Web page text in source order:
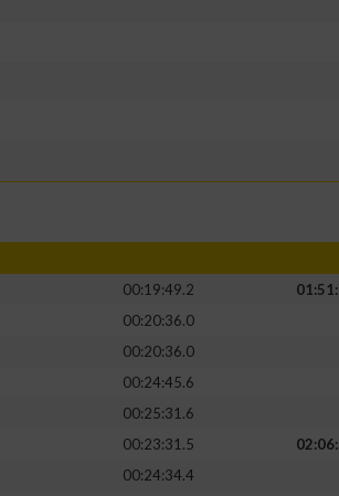
00:19:49.2
00:20:36.0
00:20:36.0
00:24:45.6
00:25:31.6
00:23:31.5
00:24:34.4